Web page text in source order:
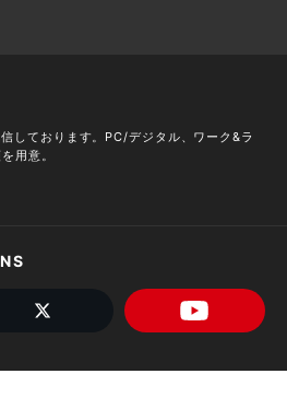
しております。PC/デジタル、ワーク&ラ
用意。